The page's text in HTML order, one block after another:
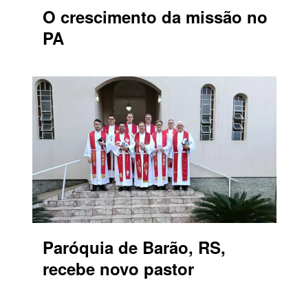
O crescimento da missão no
PA
Paróquia de Barão, RS,
recebe novo pastor